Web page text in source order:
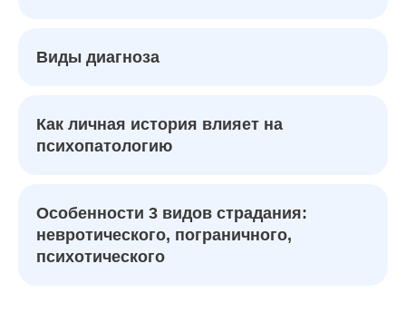
Виды диагноза
Как личная история влияет на
психопатологию
Особенности 3 видов страдания:
невротического, пограничного,
психотического